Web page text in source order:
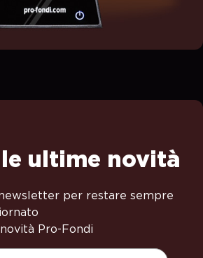
ultime novità
per restare sempre
Pro-Fondi